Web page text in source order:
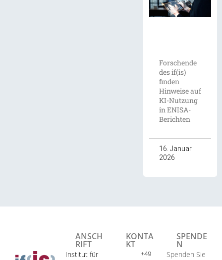
Forschende
des if(is)
finden
Hinweise auf
KI-Nutzung
in ENISA-
Berichten
16. Januar
2026
ANSCH
RIFT
Institut für
KONTA
KT
+49
SPENDE
N
Spenden Sie